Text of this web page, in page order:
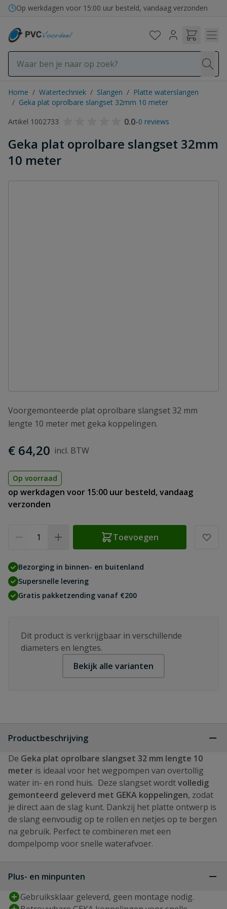
Ga naar de inhoud
Op werkdagen voor 15:00 uur besteld, vandaag verzonden
Home / Watertechniek / Slangen / Platte waterslangen
/ Geka plat oprolbare slangset 32mm 10 meter
Artikel 1002733
0.0-0 reviews
Geka plat oprolbare slangset 32mm
10 meter
Voorgemonteerde plat oprolbare slangset 32 mm
lengte 10 meter met geka koppelingen.
€ 64,20
Op voorraad
op werkdagen voor 15:00 uur besteld, vandaag
verzonden
Toevoegen
Bezorging in binnen- en buitenland
Supersnelle levering
Gratis pakketzending vanaf €200
Dit product is verkrijgbaar in verschillende
diameters en lengtes.
Bekijk alle varianten
Productbeschrijving
De Geka plat oprolbare slangset 32 mm lengte 10
meter is ideaal voor het wegpompen van overtollig
water in- en rond huis. Deze slangset wordtvolledig
gemonteerd geleverd met GEKA koppelingen, zodat
je direct aan de slag kunt. Dankzij het platte ontwerp is
de slang eenvoudig op te rollen en netjes op te bergen
na gebruik. Perfect te combineren met een
dompelpomp voor snelle waterafvoer.
Plus- en minpunten
Gebruiksklaar geleverd, geen montage nodig.